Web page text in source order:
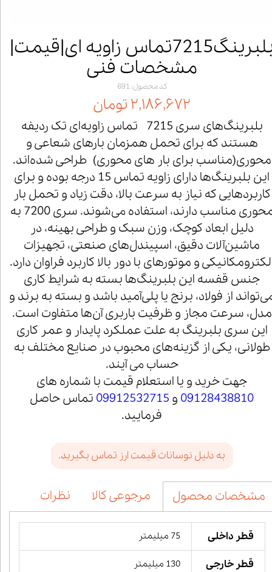
بلبرینگ7215تماس زاویه ای|قیمت|
مشخصات فنی
کد محصول: 691
۲,۱۸۶,۶۷۲ تومان
بلبرینگ‌های سری 7215 تماس زاویه‌ای تک ردیفه
هستند که برای تحمل همزمان بارهای شعاعی و
محوری(مناسب برای بار های محوری) طراحی شده‌اند.
این بلبرینگ‌ها دارای زاویه تماس 15 درجه بوده و برای
کاربردهایی که نیاز به سرعت بالا، دقت زیاد و تحمل بار
محوری مناسب دارند، استفاده می‌شوند. سری 7200 به
دلیل ابعاد کوچک، وزن سبک و طراحی بهینه، در
ماشین‌آلات دقیق، اسپیندل‌های صنعتی، تجهیزات
و موتورهای با دور بالا کاربرد فراوان دارد.
جنس قفسه این بلبرینگ‌ها بسته به شرایط کاری
از فولاد، برنج یا پلی‌آمید باشد و بسته به برند و
مدل، سرعت مجاز و ظرفیت باربری آن‌ها متفاوت است.
این سری بلبرینگ به علت عملکرد پایدار و عمر کاری
طولانی، یکی از گزینه‌های محبوب در صنایع مختلف به
حساب می آیند.
جهت خرید و یا استعلام قیمت با شماره های
09128438810 و 09912532715 تماس حاصل
فرمایید.
به دلیل نوسانات قیمت ارز تماس بگیرید.
مشخصات محصول مرجوعی کالا نظرات
قطر داخلی 75 میلیمتر
قطر خارجی 130 میلیمتر